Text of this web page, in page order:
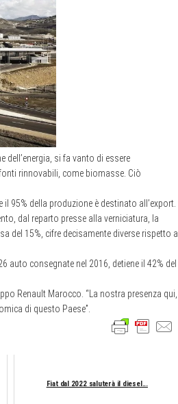
dell’energia, si fa vanto di essere
rinnovabili, come biomasse. Ciò
95% della produzione è destinato all’export.
dal reparto presse alla verniciatura, la
del 15%, cifre decisamente diverse rispetto a
auto consegnate nel 2016, detiene il 42% del
Renault Marocco. “La nostra presenza qui,
di questo Paese”.
Fiat dal 2022 saluterà il diesel...